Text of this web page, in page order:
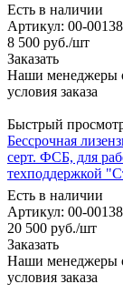
Есть в наличии
Артикул: 00-
8 500 руб./шт
Заказать
Наши менеджеры
условия заказа
Быстрый
Бессрочная
серт. ФСБ, для
техподдержкой
Есть в наличии
Артикул: 00-
20 500 руб./шт
Заказать
Наши менеджеры
условия заказа